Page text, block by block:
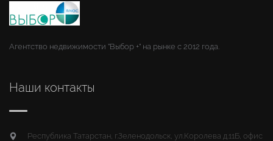
Агентство недвижимости "Выбор +" на рынке с 2012 года.
Наши контакты
Республика Татарстан, г.Зеленодольск, ул.Королева д.11Б, офис